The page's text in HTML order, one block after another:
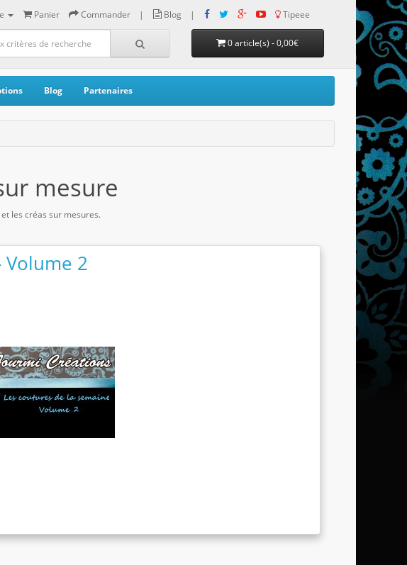
Panier Commander | Blog | Tipeee
0 article(s) - 0,00€
Blog Partenaires
mesure
les créas sur mesures.
Volume 2